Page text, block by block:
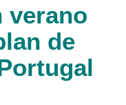
verano
de